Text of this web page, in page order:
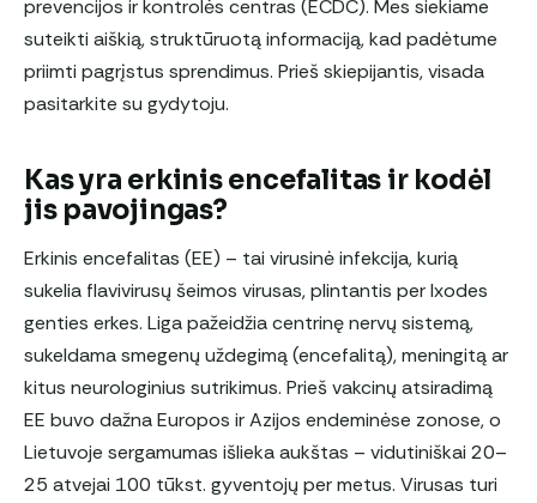
prevencijos ir kontrolės centras (ECDC). Mes siekiame
suteikti aiškią, struktūruotą informaciją, kad padėtume
priimti pagrįstus sprendimus. Prieš skiepijantis, visada
pasitarkite su gydytoju.
Kas yra erkinis encefalitas ir kodėl
jis pavojingas?
Erkinis encefalitas (EE) – tai virusinė infekcija, kurią
sukelia flavivirusų šeimos virusas, plintantis per Ixodes
genties erkes. Liga pažeidžia centrinę nervų sistemą,
sukeldama smegenų uždegimą (encefalitą), meningitą ar
kitus neurologinius sutrikimus. Prieš vakcinų atsiradimą
EE buvo dažna Europos ir Azijos endeminėse zonose, o
Lietuvoje sergamumas išlieka aukštas – vidutiniškai 20–
25 atvejai 100 tūkst. gyventojų per metus. Virusas turi